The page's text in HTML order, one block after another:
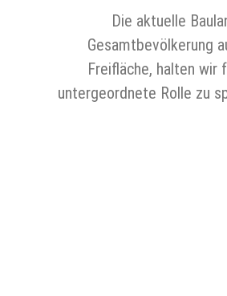
Die aktuelle
Gesamtbevölkerung
Freifläche, halten wir
untergeordnete Rolle zu